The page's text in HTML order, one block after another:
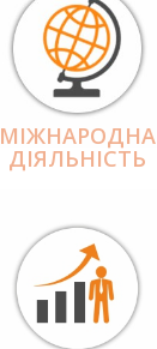
МІЖНАРОДНА
ДІЯЛЬНІCТЬ